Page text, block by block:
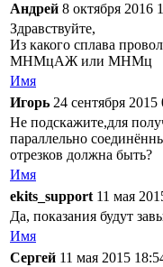
Андрей 8 октября 2016
Здравствуйте,
Из какого сплава
МНМцАЖ или МНМц
Имя
Игорь 24 сентября 2015
Не подскажите,для
параллельно
отрезков должна быть?
Имя
ekits_support 11 мая
Да, показания будут
Имя
Сергей 11 мая 2015